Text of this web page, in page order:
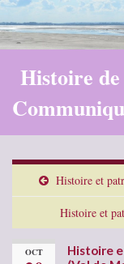
Histoire
Histoire et
Histoire et
OCT
Histoire